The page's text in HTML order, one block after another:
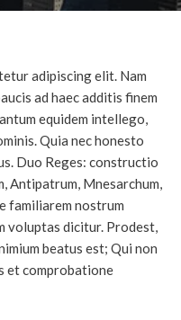
adipiscing elit. Nam
ad haec additis finem
equidem intellego,
Quia nec honesto
Duo Reges: constructio
Antipatrum, Mnesarchum,
familiarem nostrum
voluptas dicitur. Prodest,
beatus est; Qui non
et comprobatione